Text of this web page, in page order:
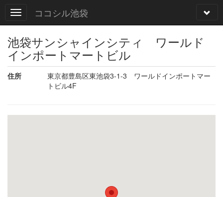
ココシル池袋
池袋サンシャインシティ ワールド
インポートマートビル
住所
東京都豊島区東池袋3-1-3 ワールドインポートマー
トビル4F